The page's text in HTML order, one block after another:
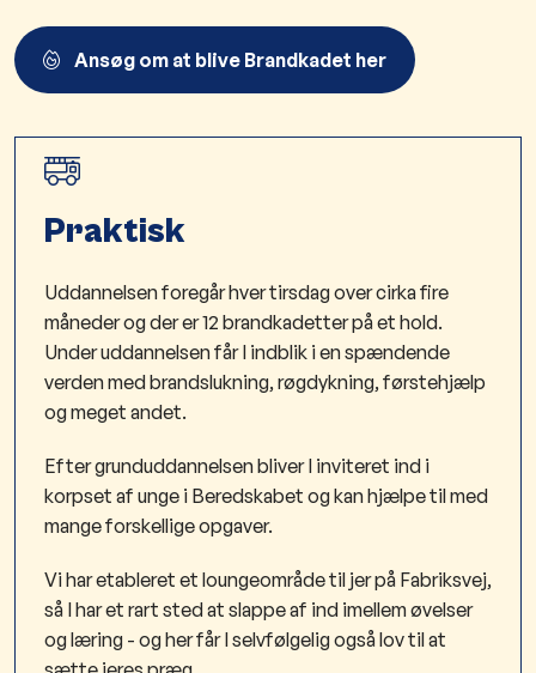
Ansøg om at blive Brandkadet her
Praktisk
Uddannelsen foregår hver tirsdag over cirka fire
måneder og der er 12 brandkadetter på et hold.
Under uddannelsen får I indblik i en spændende
verden med brandslukning, røgdykning, førstehjælp
og meget andet.
Efter grunduddannelsen bliver I inviteret ind i
korpset af unge i Beredskabet og kan hjælpe til med
mange forskellige opgaver.
Vi har etableret et loungeområde til jer på Fabriksvej,
så I har et rart sted at slappe af ind imellem øvelser
og læring - og her får I selvfølgelig også lov til at